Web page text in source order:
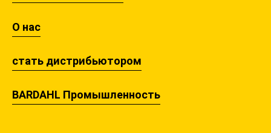
О нас
стать дистрибьютором
BARDAHL Промышленность